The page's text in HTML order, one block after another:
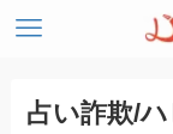
占い詐欺/